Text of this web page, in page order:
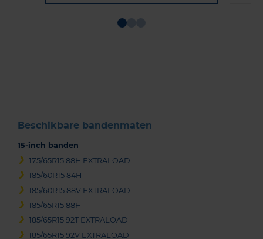
Beschikbare bandenmaten
15-inch banden
175/65R15 88H EXTRALOAD
185/60R15 84H
185/60R15 88V EXTRALOAD
185/65R15 88H
185/65R15 92T EXTRALOAD
185/65R15 92V EXTRALOAD